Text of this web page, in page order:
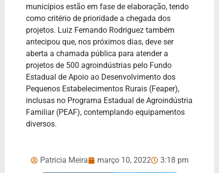
municípios estão em fase de elaboração, tendo
como critério de prioridade a chegada dos
projetos. Luiz Fernando Rodriguez também
antecipou que, nos próximos dias, deve ser
aberta a chamada pública para atender a
projetos de 500 agroindústrias pelo Fundo
Estadual de Apoio ao Desenvolvimento dos
Pequenos Estabelecimentos Rurais (Feaper),
inclusas no Programa Estadual de Agroindústria
Familiar (PEAF), contemplando equipamentos
diversos.
Patricia Meira março 10, 2022 3:18 pm